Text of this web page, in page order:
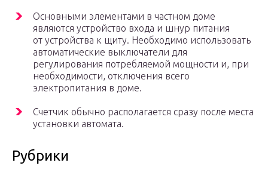
Основными элементами в частном доме
являются устройство входа и шнур питания
от устройства к щиту. Необходимо использовать
автоматические выключатели для
регулирования потребляемой мощности и, при
необходимости, отключения всего
электропитания в доме.
Счетчик обычно располагается сразу после места
установки автомата.
Рубрики